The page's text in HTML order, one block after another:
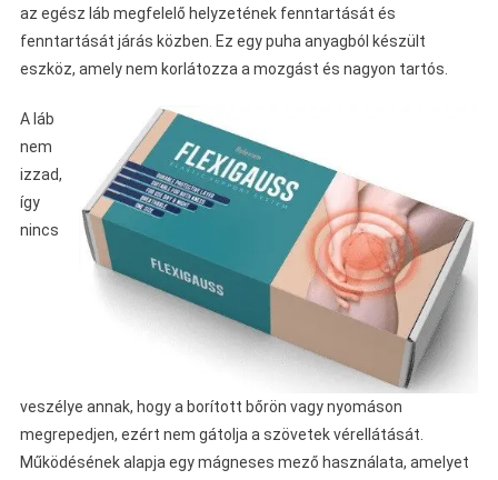
az egész láb megfelelő helyzetének fenntartását és
fenntartását járás közben. Ez egy puha anyagból készült
eszköz, amely nem korlátozza a mozgást és nagyon tartós.
A láb
nem
izzad,
így
nincs
veszélye annak, hogy a borított bőrön vagy nyomáson
megrepedjen, ezért nem gátolja a szövetek vérellátását.
Működésének alapja egy mágneses mező használata, amelyet